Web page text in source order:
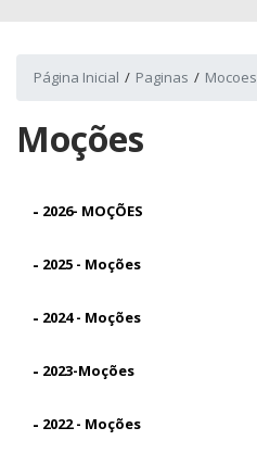
Página Inicial Paginas Mocoes
Moções
- 2026- MOÇÕES
- 2025 - Moções
- 2024 - Moções
- 2023-Moções
- 2022 - Moções